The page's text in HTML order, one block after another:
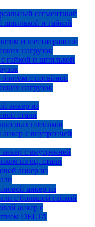
сегментный
шпилькой и гайкой
и шестигранной
нагрузок
гайкой и шпилькой
с потайной
нагрузок
анкер из
стали
потолков
анкер с внутренней
с внутренней
из оц. стали
анкер из
анкер из
с большой гайкой
анкер с
DELTA